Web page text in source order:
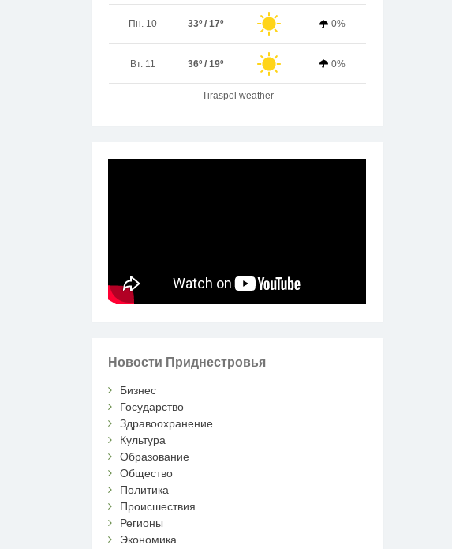
Пн. 10 33º / 17º 0%
Вт. 11 36º / 19º 0%
Tiraspol weather
Новости Приднестровья
Бизнес
Государство
Здравоохранение
Культура
Образование
Общество
Политика
Происшествия
Регионы
Экономика